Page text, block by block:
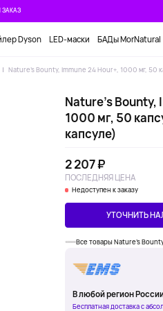
ЗАКАЗ
Dyson LED-маски БАДы MorNatural
Nature's Bounty, Immune 24 Hour+, 1000 мг, 50
Nature's Bounty,
1000 мг, 50
капсуле)
2 207 ₽
ПОСЛЕДНЯЯ ЦЕНА
Недоступен к заказу
УТОЧНИТЬ
Все товары Nature's
В любой регион
Бесплатная доставка с